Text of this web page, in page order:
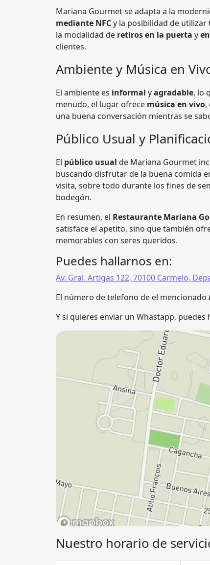
Mariana Gourmet se adapta a la
mediante NFCy la posibilidad de utilizar
la modalidad de retiros en la puerta y
clientes.
Ambiente y Música en
El ambiente es informal yagradable, lo
menudo, el lugar ofrece música en vivo,
una buena conversación mientras se
Público Usual y
El público usual de Mariana Gourmet
buscando disfrutar de la buena comida
visita, sobre todo durante los fines de
bodegón.
En resumen, el Restaurante Mariana
satisface el apetito, sino que también
memorables con seres queridos.
Puedes hallarnos en:
Av. Gral. Artigas 122, 70100 Carmelo,
El número de telefono de el mencionado
Y si quieres enviar un Whastapp, puedes
Nuestro horario de